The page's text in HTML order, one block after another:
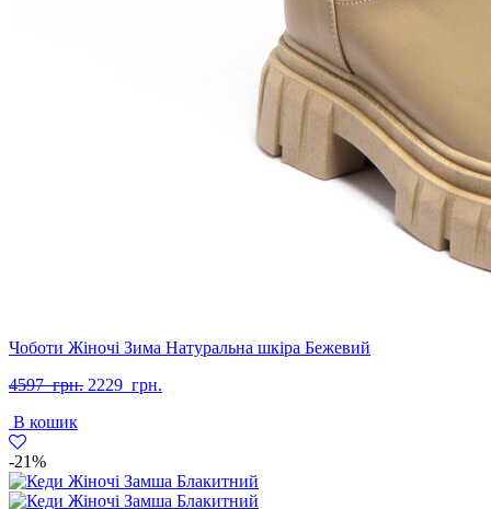
Чоботи Жіночі Зима Натуральна шкіра Бежевий
4597 грн. Оригінальна
2229 грн.
В кошик
-21%